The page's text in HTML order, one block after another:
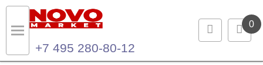
0
+7 495 280-80-12